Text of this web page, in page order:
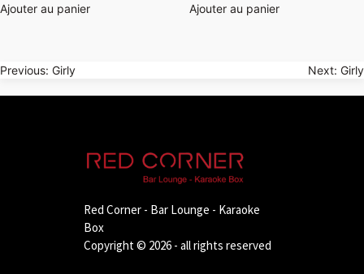
Ajouter au panier Ajouter au panier
Navigation
de
Previous: Girly Next: Girly
Red Corner - Bar Lounge - Karaoke
Box
Copyright © 2026 - all rights reserved